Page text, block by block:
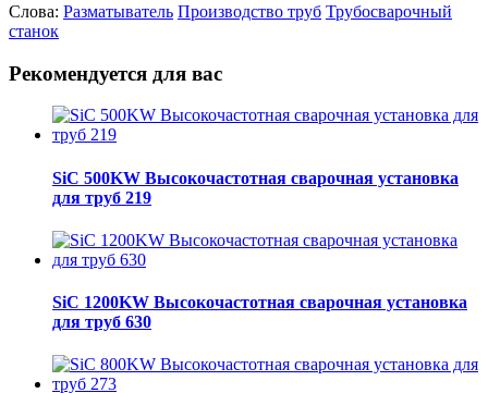
Слова: Разматыватель Производство труб Трубосварочный
станок
Рекомендуется для вас
SiC 500KW Высокочастотная сварочная установка
для труб 219
SiC 1200KW Высокочастотная сварочная установка
для труб 630